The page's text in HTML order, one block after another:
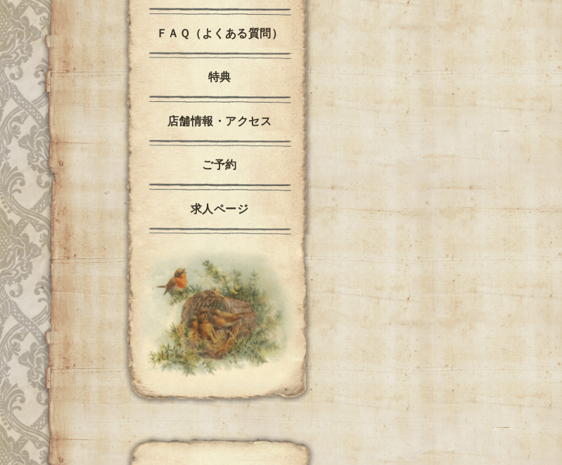
ＦＡＱ（よくある質問）
特典
店舗情報・アクセス
ご予約
求人ページ